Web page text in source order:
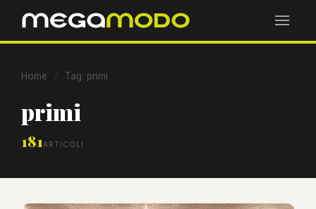
Home Tag: primi
primi
181ARTICOLI